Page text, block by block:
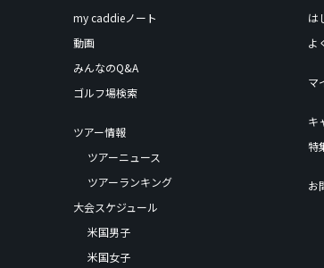
my caddieノート
動画
みんなのQ&A
ゴルフ場検索
ツアー情報
ツアーニュース
ツアーランキング
大会スケジュール
米国男子
米国女子
は
よ
マ
キ
特
お